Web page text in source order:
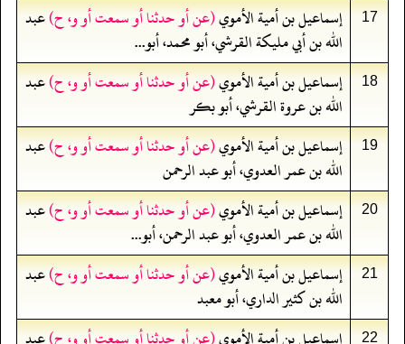
17 إسماعيل بن أمية الأموي(عن أو حدثنا أو سمعت أو و، ح)عبد
الله بن أبي مليكة القرشي، أبو محمد، أبو...
18 إسماعيل بن أمية الأموي(عن أو حدثنا أو سمعت أو و، ح)عبد
الله بن عروة القرشي، أبو بكر
19 إسماعيل بن أمية الأموي(عن أو حدثنا أو سمعت أو و، ح)عبد
الله بن عمر العدوي، أبو عبد الرحمن
20 إسماعيل بن أمية الأموي(عن أو حدثنا أو سمعت أو و، ح)عبد
الله بن عمر العدوي، أبو عبد الرحمن، أبو...
21 إسماعيل بن أمية الأموي(عن أو حدثنا أو سمعت أو و، ح)عبد
الله بن كثير الداري، أبو معبد
22